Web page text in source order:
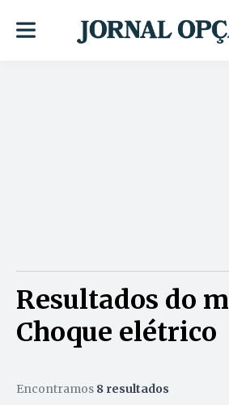
Resultados do
Choque elétrico
Encontramos 8 resultados